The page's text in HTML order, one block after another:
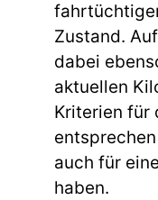
Zustand.
dabei
aktuellen
Kriterien für
auch für
haben.